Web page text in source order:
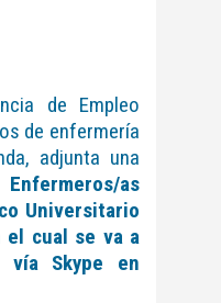
de Empleo
de enfermería
adjunta una
Enfermeros/as
Universitario
el cual se va a
vía Skype en